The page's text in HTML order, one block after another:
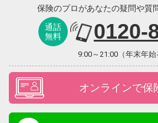
保険のプロがあなたの疑問や質
通話
無料
0120-
9:00～21:00（年末年始
オンラインで保